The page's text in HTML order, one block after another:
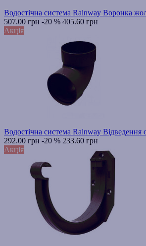
Водостічна система Rainway Воронка
507.00 грн -20 % 405.60 грн
Акція
Водостічна система Rainway Відведення
292.00 грн -20 % 233.60 грн
Акція